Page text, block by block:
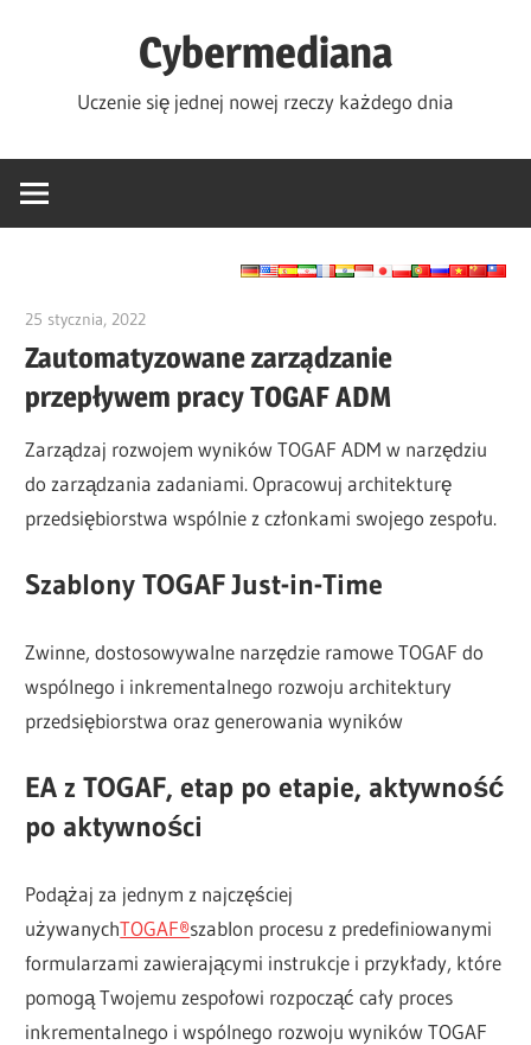
Cybermediana
Uczenie się jednej nowej rzeczy każdego dnia
25 stycznia, 2022
Zautomatyzowane zarządzanie
przepływem pracy TOGAF ADM
Zarządzaj rozwojem wyników TOGAF ADM w narzędziu
do zarządzania zadaniami. Opracowuj architekturę
przedsiębiorstwa wspólnie z członkami swojego zespołu.
Szablony TOGAF Just-in-Time
Zwinne, dostosowywalne narzędzie ramowe TOGAF do
wspólnego i inkrementalnego rozwoju architektury
przedsiębiorstwa oraz generowania wyników
EA z TOGAF, etap po etapie, aktywność
po aktywności
Podążaj za jednym z najczęściej
używanychTOGAF®szablon procesu z predefiniowanymi
formularzami zawierającymi instrukcje i przykłady, które
pomogą Twojemu zespołowi rozpocząć cały proces
inkrementalnego i wspólnego rozwoju wyników TOGAF